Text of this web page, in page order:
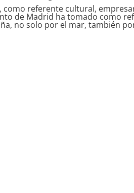
, como referente cultural,
de Madrid ha tomado como
no solo por el mar, también